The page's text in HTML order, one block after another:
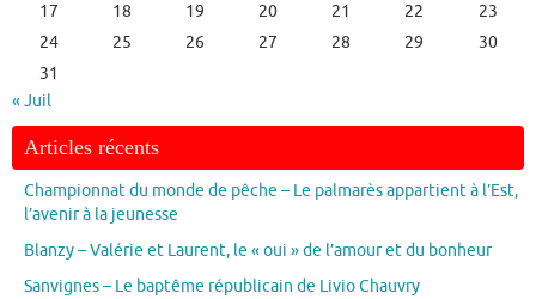
17
18 19 20 21 22
23
24
25 26 27 28 29
30
31
« Juil
Articles récents
Championnat du monde de pêche – Le palmarès appartient à l’Est,
l’avenir à la jeunesse
Blanzy – Valérie et Laurent, le « oui » de l’amour et du bonheur
Sanvignes – Le baptême républicain de Livio Chauvry